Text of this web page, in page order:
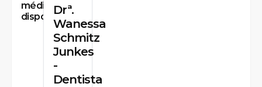
médicos
disponíveis
Drª.
Wanessa
Schmitz
Junkes
-
Dentista